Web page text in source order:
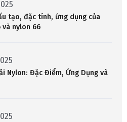
tạo, đặc tính, ứng dụng của
và nylon 66
Nylon: Đặc Điểm, Ứng Dụng và